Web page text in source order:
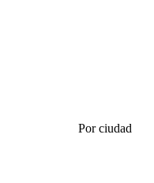
Por ciudad